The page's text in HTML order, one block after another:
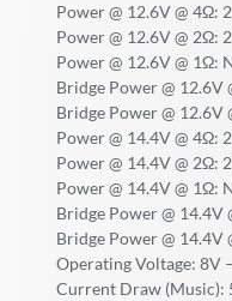
Power @ 12.6V @ 4Ω:
Power @ 12.6V @ 2Ω:
Power @ 12.6V @ 1Ω:
Bridge Power @ 12.6V
Bridge Power @ 12.6V
Power @ 14.4V @ 4Ω:
Power @ 14.4V @ 2Ω:
Power @ 14.4V @ 1Ω:
Bridge Power @ 14.4V
Bridge Power @ 14.4V
Operating Voltage: 8V
Current Draw (Music):